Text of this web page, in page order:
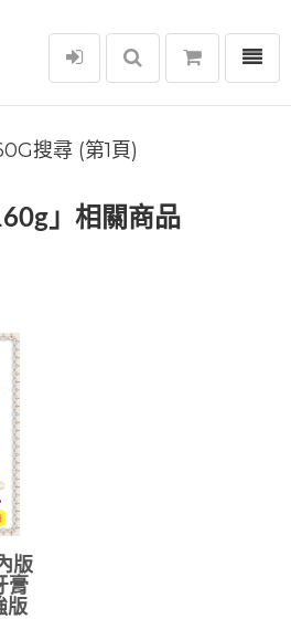
選單
搜尋 (第1頁)
」相關商品
版
膏
版